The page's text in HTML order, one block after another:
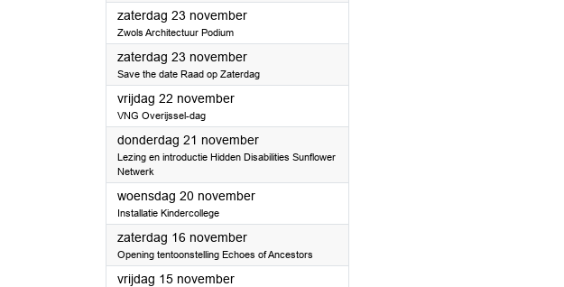
zaterdag 23 november2024
Zwols Architectuur Podium
zaterdag 23 november2024
Save the date Raad op Zaterdag
vrijdag 22 november2024
VNG Overijssel-dag
donderdag 21 november2024
Lezing en introductie Hidden Disabilities Sunflower
Netwerk
woensdag 20 november2024
Installatie Kindercollege
zaterdag 16 november2024
Opening tentoonstelling Echoes of Ancestors
vrijdag 15 november2024